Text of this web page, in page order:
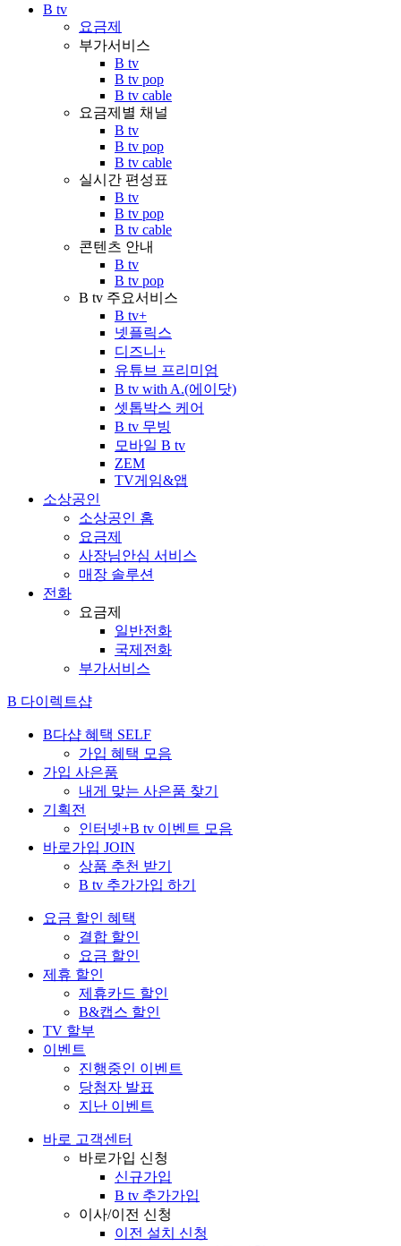
B tv
요금제
부가서비스
B tv
B tv pop
B tv cable
요금제별 채널
B tv
B tv pop
B tv cable
실시간 편성표
B tv
B tv pop
B tv cable
콘텐츠 안내
B tv
B tv pop
B tv 주요서비스
B tv+
넷플릭스
디즈니+
유튜브 프리미엄
B tv with A.(에이닷)
셋톱박스 케어
B tv 무빙
모바일 B tv
ZEM
TV게임&앱
소상공인
소상공인 홈
요금제
사장님안심 서비스
매장 솔루션
전화
요금제
일반전화
국제전화
부가서비스
B 다이렉트샵
B다샵 혜택 SELF
가입 혜택 모음
가입 사은품
내게 맞는 사은품 찾기
기획전
인터넷+B tv 이벤트 모음
바로가입 JOIN
상품 추천 받기
B tv 추가가입 하기
요금 할인 혜택
결합 할인
요금 할인
제휴 할인
제휴카드 할인
B&캡스 할인
TV 할부
이벤트
진행중인 이벤트
당첨자 발표
지난 이벤트
바로 고객센터
바로가입 신청
신규가입
B tv 추가가입
이사/이전 신청
이전 설치 신청